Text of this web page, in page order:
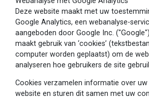
Deze website maakt met uw
Google Analytics, een webanalyse-
aangeboden door Google Inc.
maakt gebruik van ‘cookies’
computer worden geplaatst) om de
analyseren hoe gebruikers de site
Cookies verzamelen informatie over uw
website en sturen dit samen met uw